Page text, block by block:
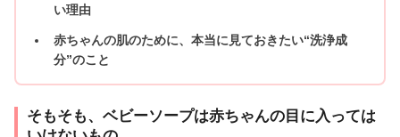
い理由
赤ちゃんの肌のために、本当に見ておきたい“洗浄成
分”のこと
そもそも、ベビーソープは赤ちゃんの目に入っては